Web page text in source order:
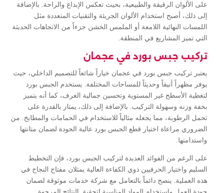
على الألوان الرقيقة والطبيعية، بحيث تعكس الإبداع والراحة. بالإضافة
إلى ذلك، أصبح استخدام الألوان الجريئة والتقنيات المتعددة مثل
اللمسات النهائية اللامعة أو الملمس الخشن جزءاً من الاتجاهات الحديثة
التي تميز المشاريع في المنطقة.
تركيب جبس بورد في عجمان
يعتبر تركيب جبس بورد في عجمان خياراً شائعاً للتصميم الداخلي، حيث
يوفر مظهراً أنيقاً وحديثاً للمساحات المختلفة. يستخدم الجبس بورد
لتغطية الأسطح غير المستوية وتحسين جمالية الغرف، كما أنه يتميز
بخفة وزنه وسهولة التركيب. بالإضافة إلى ذلك، يمتاز بالقدرة على
تحمل الرطوبة، مما يجعله مثالياً للاستخدام في الحمامات والمطابخ. من
الضروري مراعاة اختيار قطع الجبس بورد عالية الجودة لضمان متانتها
واستدامتها.
على الرغم من الفوائد العديدة لتركيب الجبس بورد، فإن التخطيط
السليم واختيار الحرفيين ذوي الكفاءة العالية يمثلان مفتاح النجاح في
هذه العملية. ينصح دائماً بالتعامل مع شركة خدمات موثوقة لضمان